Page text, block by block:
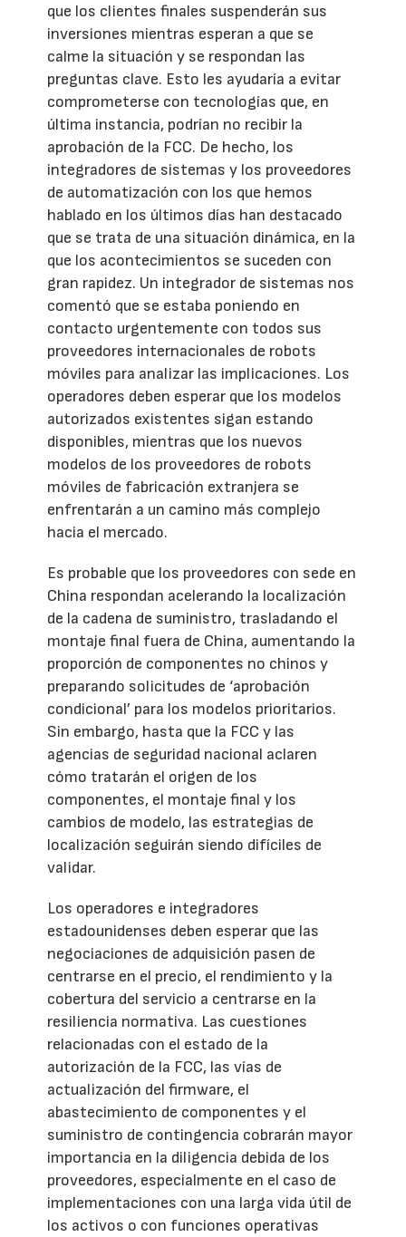
que los clientes finales suspenderán sus
inversiones mientras esperan a que se
calme la situación y se respondan las
preguntas clave. Esto les ayudaría a evitar
comprometerse con tecnologías que, en
última instancia, podrían no recibir la
aprobación de la FCC. De hecho, los
integradores de sistemas y los proveedores
de automatización con los que hemos
hablado en los últimos días han destacado
que se trata de una situación dinámica, en la
que los acontecimientos se suceden con
gran rapidez. Un integrador de sistemas nos
comentó que se estaba poniendo en
contacto urgentemente con todos sus
proveedores internacionales de robots
móviles para analizar las implicaciones. Los
operadores deben esperar que los modelos
autorizados existentes sigan estando
disponibles, mientras que los nuevos
modelos de los proveedores de robots
móviles de fabricación extranjera se
enfrentarán a un camino más complejo
hacia el mercado.
Es probable que los proveedores con sede en
China respondan acelerando la localización
de la cadena de suministro, trasladando el
montaje final fuera de China, aumentando la
proporción de componentes no chinos y
preparando solicitudes de ‘aprobación
condicional’ para los modelos prioritarios.
Sin embargo, hasta que la FCC y las
agencias de seguridad nacional aclaren
cómo tratarán el origen de los
componentes, el montaje final y los
cambios de modelo, las estrategias de
localización seguirán siendo difíciles de
validar.
Los operadores e integradores
estadounidenses deben esperar que las
negociaciones de adquisición pasen de
centrarse en el precio, el rendimiento y la
cobertura del servicio a centrarse en la
resiliencia normativa. Las cuestiones
relacionadas con el estado de la
autorización de la FCC, las vías de
actualización del firmware, el
abastecimiento de componentes y el
suministro de contingencia cobrarán mayor
importancia en la diligencia debida de los
proveedores, especialmente en el caso de
implementaciones con una larga vida útil de
los activos o con funciones operativas